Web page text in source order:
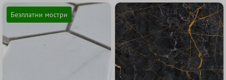
Безплатни мостри